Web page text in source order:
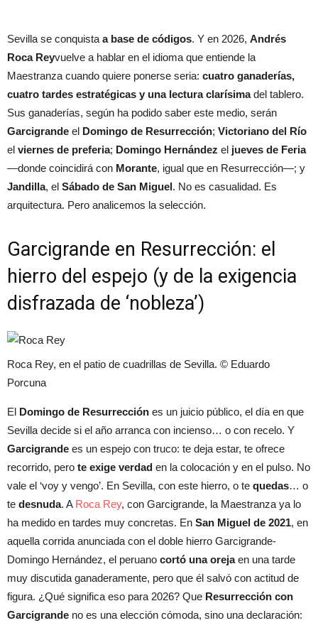
Sevilla se conquista a base de códigos. Y en 2026, Andrés
Roca Reyvuelve a hablar en el idioma que entiende la
Maestranza cuando quiere ponerse seria: cuatro ganaderías,
cuatro tardes estratégicas y una lectura clarísimadel tablero.
Sus ganaderías, según ha podido saber este medio, serán
Garcigrande el Domingo de Resurrección; Victoriano del Río
el viernes de preferia; Domingo Hernández el jueves de Feria
—donde coincidirá con Morante, igual que en Resurrección—; y
Jandilla, el Sábado de San Miguel. No es casualidad. Es
arquitectura. Pero analicemos la selección.
Garcigrande en Resurrección: el
hierro del espejo (y de la exigencia
disfrazada de ‘nobleza’)
Roca Rey, en el patio de cuadrillas de Sevilla. © Eduardo
Porcuna
El Domingo de Resurrección es un juicio público, el día en que
Sevilla decide si el año arranca con incienso… o con recelo. Y
Garcigrande es un espejo con truco: te deja estar, te ofrece
recorrido, pero te exige verdad en la colocación y en el pulso. No
vale el ‘voy y vengo’. En Sevilla, con este hierro, o te quedas… o
te desnuda. A Roca Rey, con Garcigrande, la Maestranza ya lo
ha medido en tardes muy concretas. En San Miguel de 2021, en
aquella corrida anunciada con el doble hierro Garcigrande-
Domingo Hernández, el peruano cortó una orejaen una tarde
muy discutida ganaderamente, pero que él salvó con actitud de
figura. ¿Qué significa eso para 2026? Que Resurrección con
Garcigrande no es una elección cómoda, sino una declaración: